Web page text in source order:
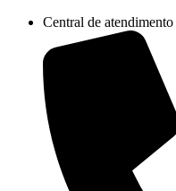
conteúdo
Central de